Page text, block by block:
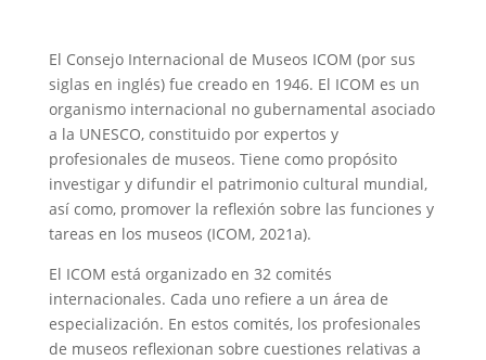
El Consejo Internacional de Museos ICOM (por sus
siglas en inglés) fue creado en 1946. El ICOM es un
organismo internacional no gubernamental asociado
a la UNESCO, constituido por expertos y
profesionales de museos. Tiene como propósito
investigar y difundir el patrimonio cultural mundial,
así como, promover la reflexión sobre las funciones y
tareas en los museos (ICOM, 2021a).
El ICOM está organizado en 32 comités
internacionales. Cada uno refiere a un área de
especialización. En estos comités, los profesionales
de museos reflexionan sobre cuestiones relativas a